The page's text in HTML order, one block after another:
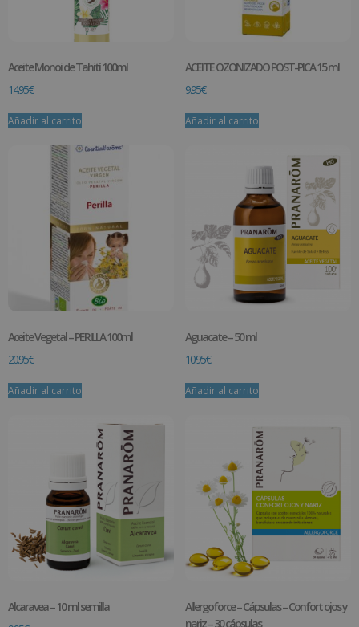
Aceite Monoi de Tahití 100ml
14.95€
Añadir al carrito
ACEITE OZONIZADO POST-PICA 15 ml
9.95€
Añadir al carrito
Aceite Vegetal – PERILLA 100ml
20.95€
Añadir al carrito
Aguacate – 50 ml
10.95€
Añadir al carrito
Alcaravea – 10 ml semilla
Allergoforce – Cápsulas – Confort ojos y
nariz – 30 cápsulas